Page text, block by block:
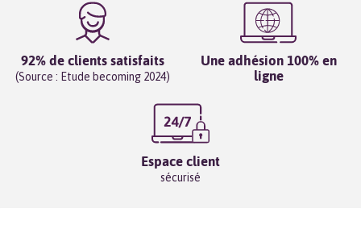
92% de clients satisfaits
(Source : Etude becoming 2024)
Une adhésion 100% en
ligne
Espace client
sécurisé